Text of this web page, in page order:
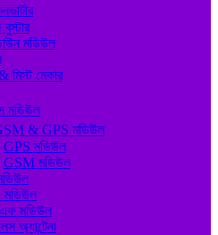
মডিউল
মিস্ট মেকার
মডিউল
& GPS মডিউল
GPS মডিউল
GSM মডিউল
মডিউল
অ্যান্টেনা